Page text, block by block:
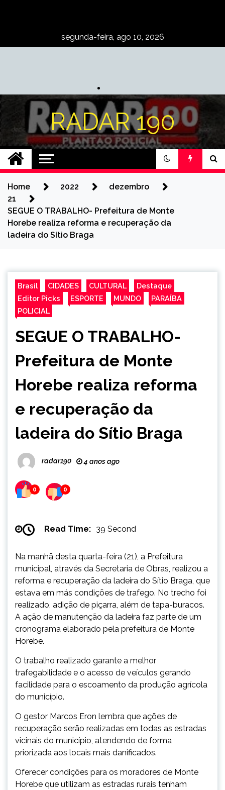
segunda-feira, ago 10, 2026
RADAR 190
Home 2022
dezembro
21
SEGUE O TRABALHO- Prefeitura de Monte
Horebe realiza reforma e recuperação da
ladeira do Sítio Braga
Brasil CIDADES CULTURAL
Destaque
Editor Picks
ESPORTE MUNDO
PARAÍBA
POLICIAL
SEGUE O TRABALHO-
Prefeitura de Monte
Horebe realiza reforma
e recuperação da
ladeira do Sítio Braga
radar190 4 anos ago
0 0
Read Time: 39 Second
Na manhã desta quarta-feira (21), a Prefeitura
municipal, através da Secretaria de Obras, realizou a
reforma e recuperação da ladeira do Sítio Braga, que
estava em más condições de trafego. No trecho foi
realizado, adição de piçarra, além de tapa-buracos.
A ação de manutenção da ladeira faz parte de um
cronograma elaborado pela prefeitura de Monte
Horebe.
O trabalho realizado garante a melhor
trafegabilidade e o acesso de veículos gerando
facilidade para o escoamento da produção agrícola
do município.
O gestor Marcos Eron lembra que ações de
recuperação serão realizadas em todas as estradas
vicinais do município, atendendo de forma
priorizada aos locais mais danificados.
Oferecer condições para os moradores de Monte
Horebe que utilizam as estradas rurais tenham